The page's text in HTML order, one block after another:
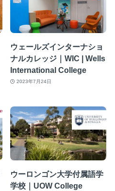
ウェールズインターナショ
ナルカレッジ｜WIC | Wells
International College
2023年7月24日
ウーロンゴン大学付属語学
学校｜UOW College